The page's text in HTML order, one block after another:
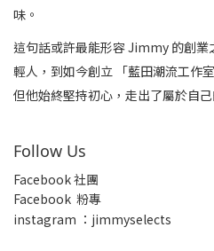
味。
這句話或許最能形容 Jimmy 的創
輕人，到如今創立 「藍田潮流工作
但他始終堅持初心，走出了屬於自己
Follow Us
Facebook 社團
Facebook 粉專
instagram ：jimmyselects